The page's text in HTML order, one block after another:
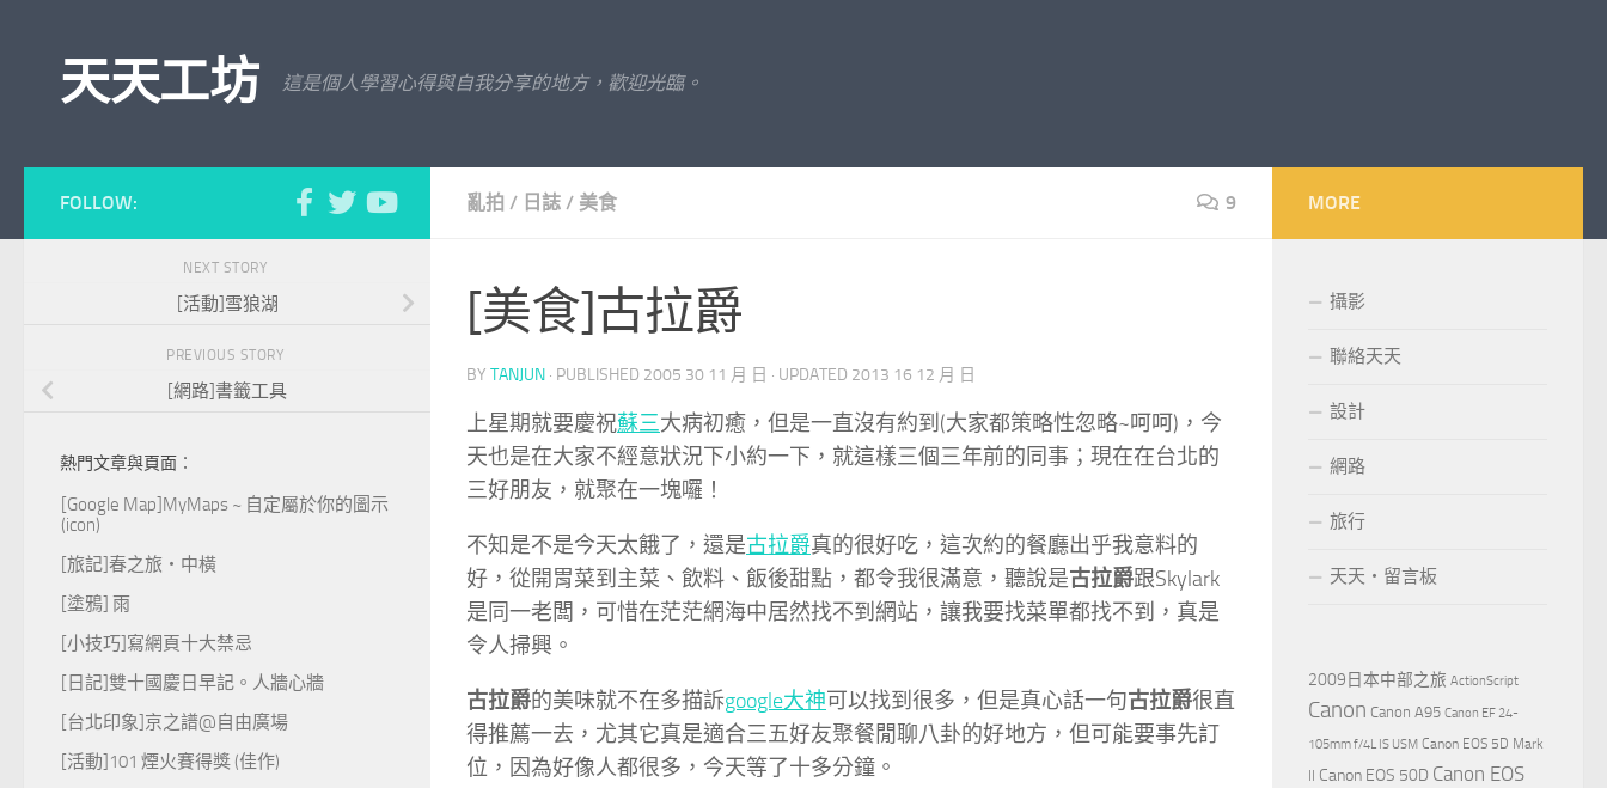
天天工坊 這是個人學習心得與自我分享的地方，歡迎光臨。
亂拍 / 日誌 / 美食 9
[美食]古拉爵
BY TANJUN · PUBLISHED 2005 30 11 月 日 · UPDATED 2013 16 12 月 日
上星期就要慶祝蘇三大病初癒，但是一直沒有約到(大家都策略性忽略~呵呵)，今
天也是在大家不經意狀況下小約一下，就這樣三個三年前的同事；現在在台北的
三好朋友，就聚在一塊囉！
不知是不是今天太餓了，還是古拉爵真的很好吃，這次約的餐廳出乎我意料的
好，從開胃菜到主菜、飲料、飯後甜點，都令我很滿意，聽說是古拉爵跟Skylark
是同一老闆，可惜在茫茫網海中居然找不到網站，讓我要找菜單都找不到，真是
令人掃興。
古拉爵的美味就不在多描訴google大神可以找到很多，但是真心話一句古拉爵很直
得推薦一去，尤其它真是適合三五好友聚餐閒聊八卦的好地方，但可能要事先訂
位，因為好像人都很多，今天等了十多分鐘。
FOLLOW:
NEXT STORY
[活動]雪狼湖
PREVIOUS STORY
[網路]書籤工具
熱門文章與頁面︰
[Google Map]MyMaps ~ 自定屬於你的圖示
(icon)
[旅記]春之旅‧中橫
[塗鴉] 雨
[小技巧]寫網頁十大禁忌
[日記]雙十國慶日早記。人牆心牆
[台北印象]京之譜@自由廣場
[活動]101 煙火賽得獎 (佳作)
MORE
攝影
聯絡天天
設計
網路
旅行
天天‧留言板
2009日本中部之旅 ActionScript
Canon Canon A95 Canon EF 24-
105mm f/4L IS USM Canon EOS 5D Mark
Canon EOS 50D Canon EOS